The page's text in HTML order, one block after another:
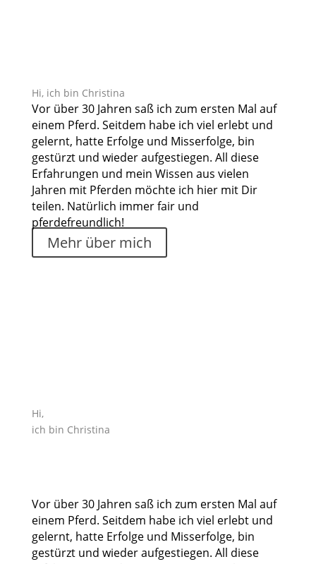
Hi, ich bin Christina
Vor über 30 Jahren saß ich zum ersten Mal auf
einem Pferd. Seitdem habe ich viel erlebt und
gelernt, hatte Erfolge und Misserfolge, bin
gestürzt und wieder aufgestiegen. All diese
Erfahrungen und mein Wissen aus vielen
Jahren mit Pferden möchte ich hier mit Dir
teilen. Natürlich immer fair und
pferdefreundlich!
Mehr über mich
Hi,
ich bin Christina
Vor über 30 Jahren saß ich zum ersten Mal auf
einem Pferd. Seitdem habe ich viel erlebt und
gelernt, hatte Erfolge und Misserfolge, bin
gestürzt und wieder aufgestiegen. All diese